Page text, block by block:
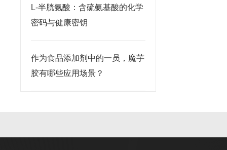
L-半胱氨酸：含硫氨基酸的化学
密码与健康密钥
作为食品添加剂中的一员，魔芋
胶有哪些应用场景？